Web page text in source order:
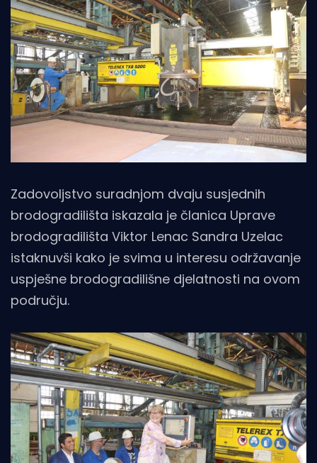
Zadovoljstvo suradnjom dvaju susjednih
brodogradilišta iskazala je članica Uprave
brodogradilišta Viktor Lenac Sandra Uzelac
istaknuvši kako je svima u interesu održavanje
uspješne brodogradilišne djelatnosti na ovom
području.